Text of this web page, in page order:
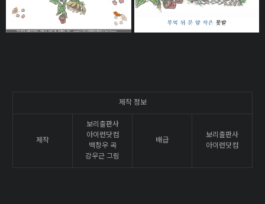
제작 정보
제작
보리출판사
아이런닷컴
백창우 곡
강우근 그림
배급
보리출판사
아이런닷컴